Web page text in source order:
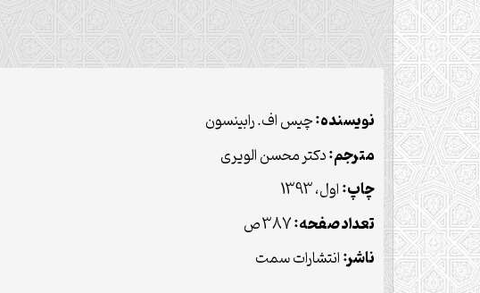
نويسنده:چیس اف. رابینسون
مترجم:دکتر محسن الویری
چاپ:اول، 1393
تعداد صفحه:387 ص
ناشر:انتشارات سمت